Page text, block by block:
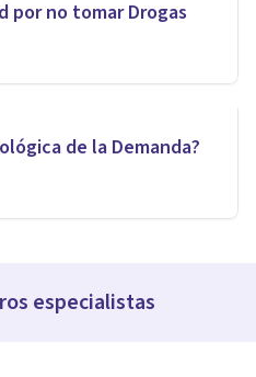
por no tomar Drogas
de la Demanda?
especialistas